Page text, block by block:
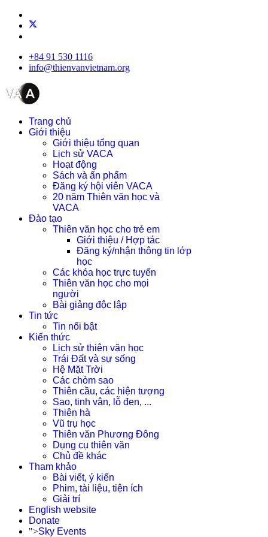
+84 91 530 1116
info@thienvanvietnam.org
Trang chủ
Giới thiệu
Giới thiệu tổng quan
Lịch sử VACA
Hoạt động
Sách và ấn phẩm
Đăng ký hội viên VACA
20 năm Thiên văn học và
VACA
Đào tạo
Thiên văn học cho trẻ em
Giới thiệu / Hợp tác
Đăng ký/nhận thông tin lớp
học
Các khóa học trực tuyến
Thiên văn học cho mọi
người
Bài giảng độc lập
Tin tức
Tin nổi bật
Kiến thức
Lịch sử thiên văn học
Trái Đất và sự sống
Hệ Mặt Trời
Các chòm sao
Thiên cầu, các hiện tượng
Sao, tinh vân, lỗ đen, ...
Thiên hà
Vũ trụ học
Thiên văn Phương Đông
Dụng cụ thiên văn
Chủ đề khác
Tham khảo
Bài viết, ý kiến
Phim, tài liệu, tiện ích
Giải trí
English website
Donate
">Sky Events